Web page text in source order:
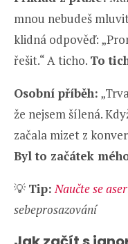
mnou nebudeš
klidná odpověď:
řešit.“ A ticho. To
Osobní příběh:
že nejsem šílená.
začala mizet z
Byl to začátek
💡 Tip: Naučte se
sebeprosazování